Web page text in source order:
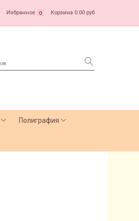
Избранное 0 Корзина 0.00 руб
Полиграфия